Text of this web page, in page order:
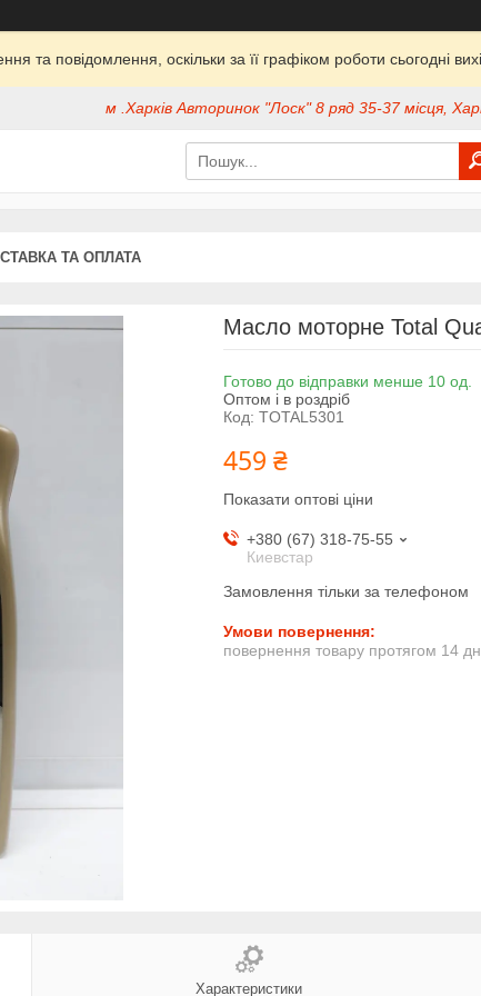
та повідомлення, оскільки за її графіком роботи сьогодні
м .Харків Авторинок "Лоск" 8 ряд 35-37 місця,
ТА ОПЛАТА
Масло моторне Total
Готово до відправки менше 10 од.
Оптом і в роздріб
Код: TOTAL5301
459 ₴
Показати оптові ціни
+380 (67) 318-75-55
Киевстар
Замовлення тільки за телефоном
повернення товару протягом 14
Характеристики